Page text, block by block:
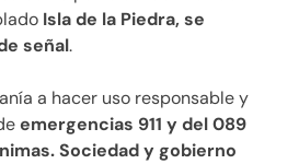
Isla de la Piedra, se
señal.
a hacer uso responsable y
emergencias 911 y del 089
Sociedad y gobierno